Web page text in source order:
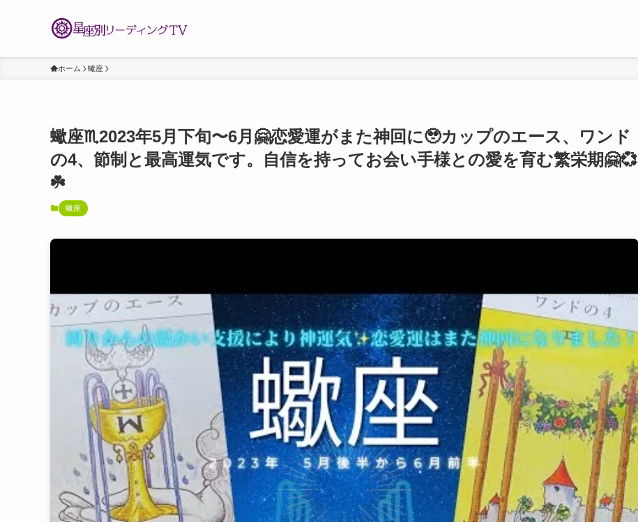
ホーム 蠍座
蠍座♏️2023年5月下旬〜6月🤗恋愛運がまた神回に🥹カップのエース、ワンド
の4、節制と最高運気です。自信を持ってお会い手様との愛を育む繁栄期🤗💞
☘️
蠍座